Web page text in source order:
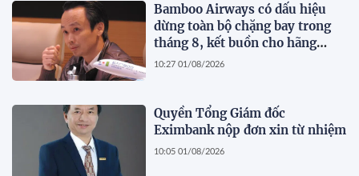
Bamboo Airways có dấu hiệu
dừng toàn bộ chặng bay trong
tháng 8, kết buồn cho hãng
hàng không do ông Trịnh Văn
10:27 01/08/2026
Quyền Tổng Giám đốc
Eximbank nộp đơn xin từ nhiệm
10:05 01/08/2026